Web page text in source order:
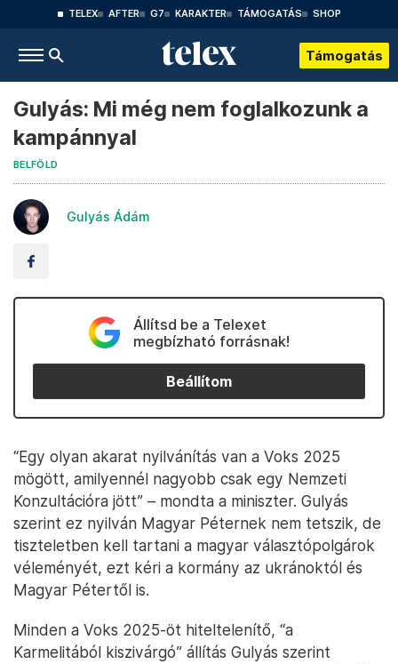
TELEX AFTER G7 KARAKTER TÁMOGATÁS SHOP
Támogatás
Gulyás: Mi még nem foglalkozunk a
kampánnyal
BELFÖLD
Gulyás Ádám
Állítsd be a Telexet
megbízható forrásnak!
Beállítom
“Egy olyan akarat nyilvánítás van a Voks 2025
mögött, amilyennél nagyobb csak egy Nemzeti
Konzultációra jött” – mondta a miniszter. Gulyás
szerint ez nyilván Magyar Péternek nem tetszik, de
tiszteletben kell tartani a magyar választópolgárok
véleményét, ezt kéri a kormány az ukránoktól és
Magyar Pétertől is.
Minden a Voks 2025-öt hiteltelenítő, “a
Karmelitából kiszivárgó” állítás Gulyás szerint